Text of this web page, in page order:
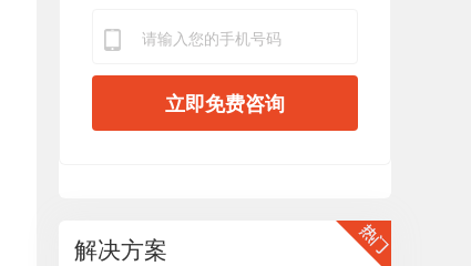
立即免费咨询
解决方案